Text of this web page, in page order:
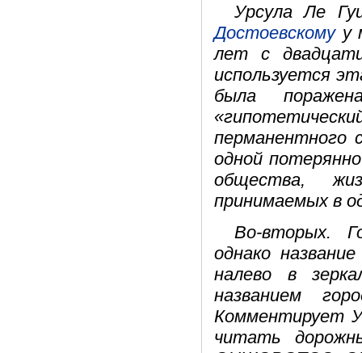
Урсула Ле
Достоевскомуу
лет с
используется
была
перманентного
одной
общества,
принимаемых в
Во-вторых.
однако
налево в
названием
Комментирует
читать